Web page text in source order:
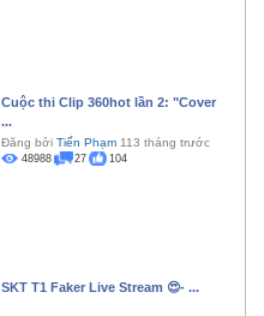
Cuộc thi Clip 360hot lần 2: "Cover
...
Đăng bởi Tiến Phạm 113 tháng trước
48988 27 104
SKT T1 Faker Live Stream 😍- ...